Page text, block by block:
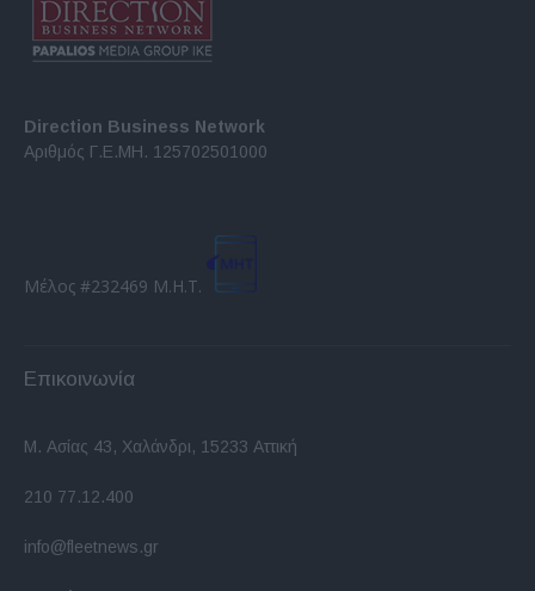
Direction Business Network
Αριθμός Γ.Ε.ΜΗ. 125702501000
Μέλος #232469 Μ.Η.Τ.
Επικοινωνία
Μ. Ασίας 43, Χαλάνδρι, 15233 Αττική
210 77.12.400
info@fleetnews.gr